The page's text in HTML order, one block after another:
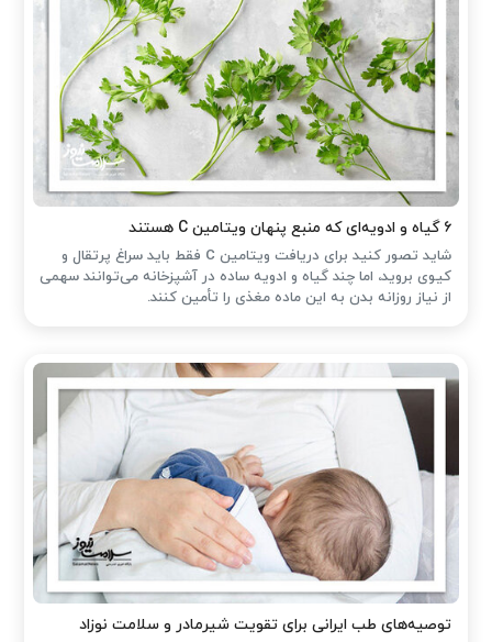
۶ گیاه و ادویه‌ای که منبع پنهان ویتامین C هستند
شاید تصور کنید برای دریافت ویتامین C فقط باید سراغ پرتقال و
کیوی بروید، اما چند گیاه و ادویه ساده در آشپزخانه می‌توانند سهمی
از نیاز روزانه بدن به این ماده مغذی را تأمین کنند.
توصیه‌های طب ایرانی برای تقویت شیرمادر و سلامت نوزاد